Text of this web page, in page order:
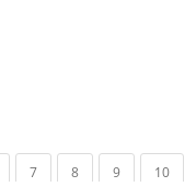
7 8 9 10